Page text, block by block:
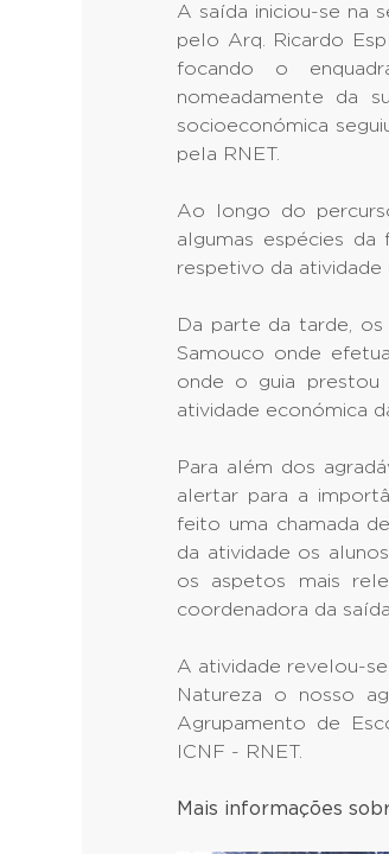
A saída iniciou-se na
pelo Arq. Ricardo
focando o
nomeadamente da
socioeconómica
pela RNET.
Ao longo do
algumas espécies
respetivo da atividade
Da parte da tarde, os
Samouco onde
onde o guia
atividade económica
Para além dos
alertar para a
feito uma chamada
da atividade os
os aspetos mais
coordenadora da saída.
A atividade revelou-
Natureza o nosso
Agrupamento de
ICNF - RNET.
Mais informações